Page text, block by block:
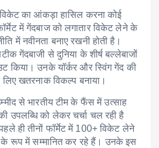
का आंकड़ा हासिल करना कोई
में गेंदबाज को लगातार विकेट लेने के
में नवीनता बनाए रखनी होती है।
गेंदबाजी से दुनिया के शीर्ष बल्लेबाजों
किया। उनके यॉर्कर और स्विंग गेंद की
खतरनाक विकल्प बनाया।
से भारतीय टीम के फैंस में उत्साह
उपलब्धि को लेकर चर्चा चल रही है
ही तीनों फॉर्मेट में 100+ विकेट लेने
के रूप में सम्मानित कर रहे हैं। उनके इस